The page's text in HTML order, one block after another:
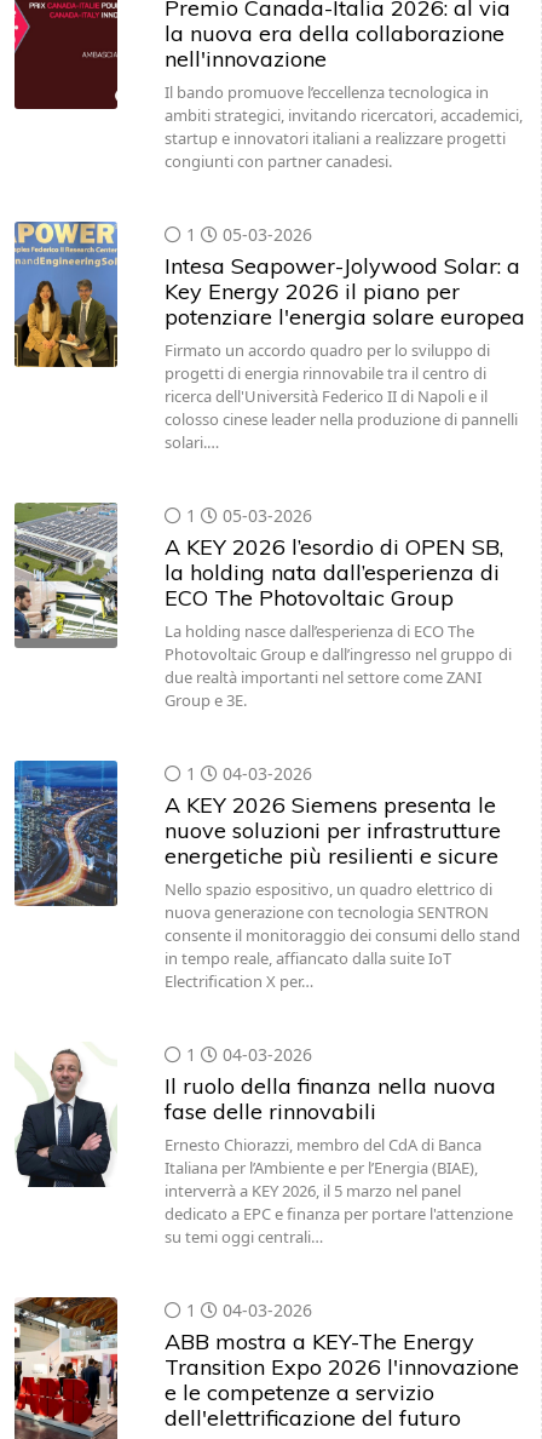
Premio Canada-Italia 2026: al via
la nuova era della collaborazione
nell'innovazione
Il bando promuove l’eccellenza tecnologica in
ambiti strategici, invitando ricercatori, accademici,
startup e innovatori italiani a realizzare progetti
congiunti con partner canadesi.
1 05-03-2026
Intesa Seapower-Jolywood Solar: a
Key Energy 2026 il piano per
potenziare l'energia solare europea
Firmato un accordo quadro per lo sviluppo di
progetti di energia rinnovabile tra il centro di
ricerca dell'Università Federico II di Napoli e il
colosso cinese leader nella produzione di pannelli
solari.…
1 05-03-2026
A KEY 2026 l’esordio di OPEN SB,
la holding nata dall’esperienza di
ECO The Photovoltaic Group
La holding nasce dall’esperienza di ECO The
Photovoltaic Group e dall’ingresso nel gruppo di
due realtà importanti nel settore come ZANI
Group e 3E.
1 04-03-2026
A KEY 2026 Siemens presenta le
nuove soluzioni per infrastrutture
energetiche più resilienti e sicure
Nello spazio espositivo, un quadro elettrico di
nuova generazione con tecnologia SENTRON
consente il monitoraggio dei consumi dello stand
in tempo reale, affiancato dalla suite IoT
Electrification X per…
1 04-03-2026
Il ruolo della finanza nella nuova
fase delle rinnovabili
Ernesto Chiorazzi, membro del CdA di Banca
Italiana per l’Ambiente e per l’Energia (BIAE),
interverrà a KEY 2026, il 5 marzo nel panel
dedicato a EPC e finanza per portare l'attenzione
su temi oggi centrali…
1 04-03-2026
ABB mostra a KEY-The Energy
Transition Expo 2026 l'innovazione
e le competenze a servizio
dell'elettrificazione del futuro